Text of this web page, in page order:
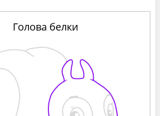
Голова белки